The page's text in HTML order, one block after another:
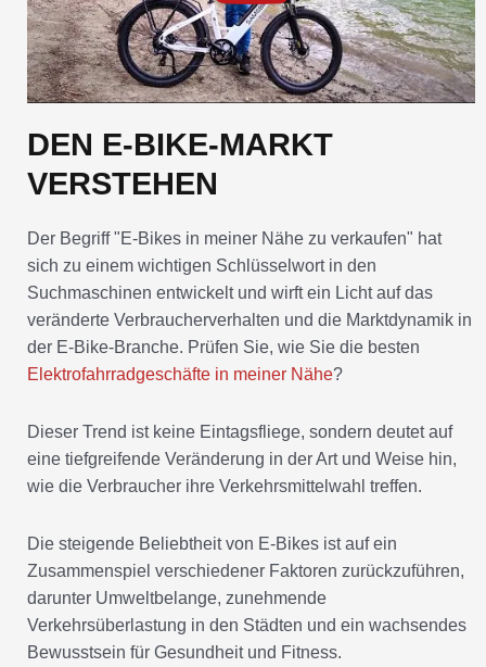
DEN E-BIKE-MARKT
VERSTEHEN
Der Begriff "E-Bikes in meiner Nähe zu verkaufen" hat
sich zu einem wichtigen Schlüsselwort in den
Suchmaschinen entwickelt und wirft ein Licht auf das
veränderte Verbraucherverhalten und die Marktdynamik in
der E-Bike-Branche. Prüfen Sie, wie Sie die besten
Elektrofahrradgeschäfte in meiner Nähe?
Dieser Trend ist keine Eintagsfliege, sondern deutet auf
eine tiefgreifende Veränderung in der Art und Weise hin,
wie die Verbraucher ihre Verkehrsmittelwahl treffen.
Die steigende Beliebtheit von E-Bikes ist auf ein
Zusammenspiel verschiedener Faktoren zurückzuführen,
darunter Umweltbelange, zunehmende
Verkehrsüberlastung in den Städten und ein wachsendes
Bewusstsein für Gesundheit und Fitness.